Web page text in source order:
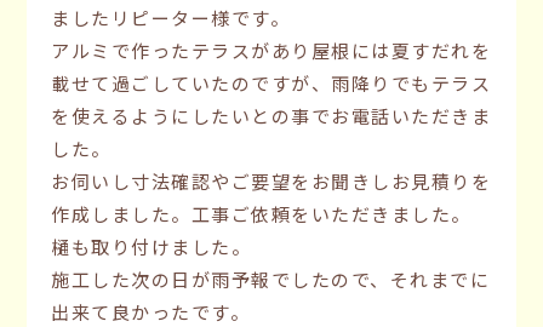
ましたリピーター様です。
アルミで作ったテラスがあり屋根には夏すだれを
載せて過ごしていたのですが、雨降りでもテラス
を使えるようにしたいとの事でお電話いただきま
した。
お伺いし寸法確認やご要望をお聞きしお見積りを
作成しました。工事ご依頼をいただきました。
樋も取り付けました。
施工した次の日が雨予報でしたので、それまでに
出来て良かったです。